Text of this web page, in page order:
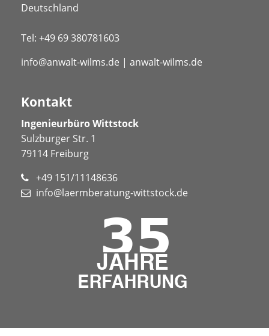
Deutschland
Tel: +49 69 380781603
info@anwalt-wilms.de | anwalt-wilms.de
Kontakt
Ingenieurbüro Wittstock
Sulzburger Str. 1
79114 Freiburg
+49 151/11148636
info@laermberatung-wittstock.de